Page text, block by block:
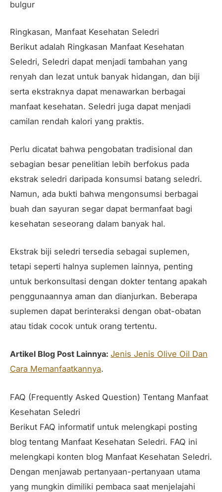
bulgur
Ringkasan, Manfaat Kesehatan Seledri
Berikut adalah Ringkasan Manfaat Kesehatan
Seledri, Seledri dapat menjadi tambahan yang
renyah dan lezat untuk banyak hidangan, dan biji
serta ekstraknya dapat menawarkan berbagai
manfaat kesehatan. Seledri juga dapat menjadi
camilan rendah kalori yang praktis.
Perlu dicatat bahwa pengobatan tradisional dan
sebagian besar penelitian lebih berfokus pada
ekstrak seledri daripada konsumsi batang seledri.
Namun, ada bukti bahwa mengonsumsi berbagai
buah dan sayuran segar dapat bermanfaat bagi
kesehatan seseorang dalam banyak hal.
Ekstrak biji seledri tersedia sebagai suplemen,
tetapi seperti halnya suplemen lainnya, penting
untuk berkonsultasi dengan dokter tentang apakah
penggunaannya aman dan dianjurkan. Beberapa
suplemen dapat berinteraksi dengan obat-obatan
atau tidak cocok untuk orang tertentu.
Artikel Blog Post Lainnya: Jenis Jenis Olive Oil Dan
Cara Memanfaatkannya.
FAQ (Frequently Asked Question) Tentang Manfaat
Kesehatan Seledri
Berikut FAQ informatif untuk melengkapi posting
blog tentang Manfaat Kesehatan Seledri. FAQ ini
melengkapi konten blog Manfaat Kesehatan Seledri.
Dengan menjawab pertanyaan-pertanyaan utama
yang mungkin dimiliki pembaca saat menjelajahi